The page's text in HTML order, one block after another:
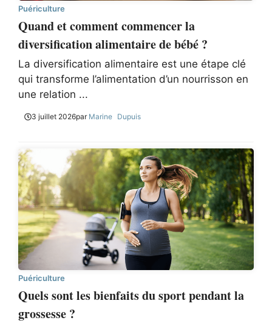
Puériculture
Quand et comment commencer la
diversification alimentaire de bébé ?
La diversification alimentaire est une étape clé
qui transforme l’alimentation d’un nourrisson en
une relation ...
3 juillet 2026par Marine Dupuis
Puériculture
Quels sont les bienfaits du sport pendant la
grossesse ?